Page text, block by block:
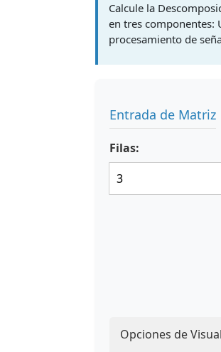
Calcule la
en tres componentes:
procesamiento de
Entrada de Matriz
Filas:
Opciones de